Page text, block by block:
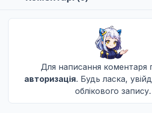
12 епізод
Дата уточнюється
Для написання коментаря
авторизація. Будь ласка,
облікового запису.